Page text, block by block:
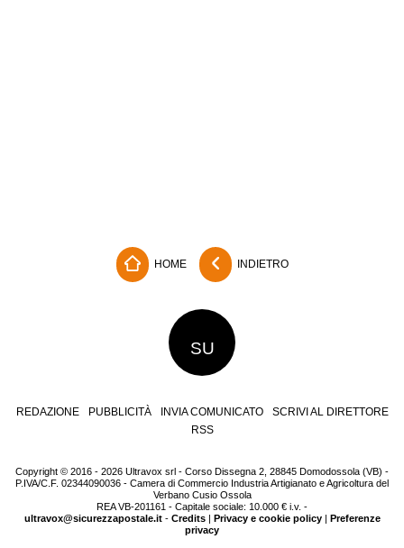
HOME INDIETRO
SU
REDAZIONE PUBBLICITÀ INVIA COMUNICATO
SCRIVI AL DIRETTORE
RSS
Copyright © 2016 - 2026 Ultravox srl - Corso Dissegna 2, 28845 Domodossola (VB) -
P.IVA/C.F. 02344090036 - Camera di Commercio Industria Artigianato e Agricoltura del
Verbano Cusio Ossola
REA VB-201161 - Capitale sociale: 10.000 € i.v. -
ultravox@sicurezzapostale.it- Credits| Privacy e cookie policy|
Preferenze
privacy